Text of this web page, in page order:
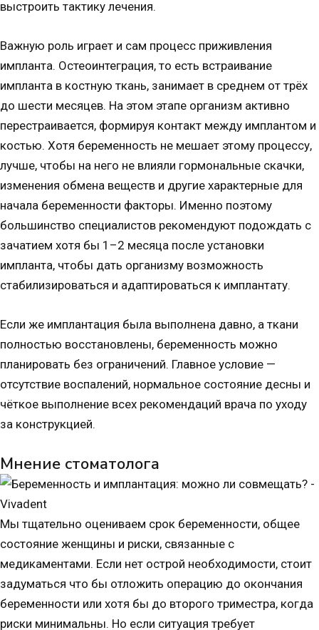
выстроить тактику лечения.
Важную роль играет и сам процесс приживления
импланта. Остеоинтеграция, то есть встраивание
импланта в костную ткань, занимает в среднем от трёх
до шести месяцев. На этом этапе организм активно
перестраивается, формируя контакт между имплантом и
костью. Хотя беременность не мешает этому процессу,
лучше, чтобы на него не влияли гормональные скачки,
изменения обмена веществ и другие характерные для
начала беременности факторы. Именно поэтому
большинство специалистов рекомендуют подождать с
зачатием хотя бы 1–2 месяца после установки
импланта, чтобы дать организму возможность
стабилизироваться и адаптироваться к имплантату.
Если же имплантация была выполнена давно, а ткани
полностью восстановлены, беременность можно
планировать без ограничений. Главное условие —
отсутствие воспалений, нормальное состояние десны и
чёткое выполнение всех рекомендаций врача по уходу
за конструкцией.
Мнение стоматолога
Мы тщательно оцениваем срок беременности, общее
состояние женщины и риски, связанные с
медикаментами. Если нет острой необходимости, стоит
задуматься что бы отложить операцию до окончания
беременности или хотя бы до второго триместра, когда
риски минимальны. Но если ситуация требует